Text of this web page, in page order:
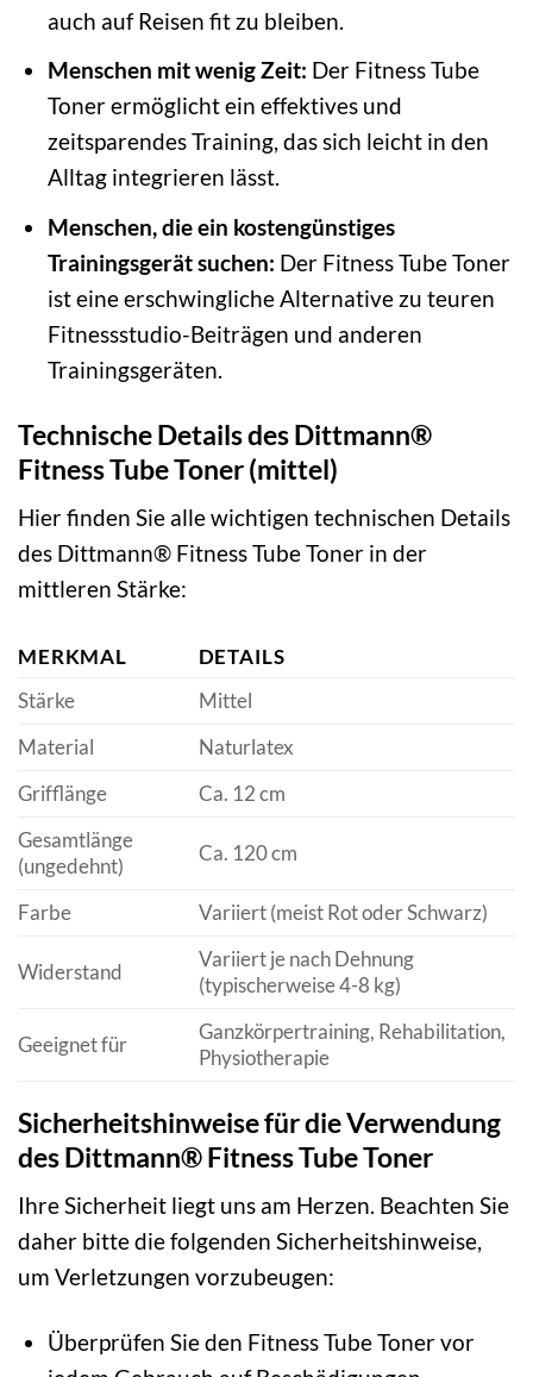
auch auf Reisen fit zu bleiben.
Menschen mit wenig Zeit: Der Fitness Tube
Toner ermöglicht ein effektives und
zeitsparendes Training, das sich leicht in den
Alltag integrieren lässt.
Menschen, die ein kostengünstiges
Trainingsgerät suchen: Der Fitness Tube Toner
ist eine erschwingliche Alternative zu teuren
Fitnessstudio-Beiträgen und anderen
Trainingsgeräten.
Technische Details des Dittmann®
Fitness Tube Toner (mittel)
Hier finden Sie alle wichtigen technischen Details
des Dittmann® Fitness Tube Toner in der
mittleren Stärke:
MERKMAL
DETAILS
Stärke
Mittel
Material
Naturlatex
Grifflänge
Ca. 12 cm
Gesamtlänge
(ungedehnt)
Ca. 120 cm
Farbe Variiert (meist Rot oder Schwarz)
Widerstand
Variiert je nach Dehnung
(typischerweise 4-8 kg)
Geeignet für
Ganzkörpertraining, Rehabilitation,
Physiotherapie
Sicherheitshinweise für die Verwendung
des Dittmann® Fitness Tube Toner
Ihre Sicherheit liegt uns am Herzen. Beachten Sie
daher bitte die folgenden Sicherheitshinweise,
um Verletzungen vorzubeugen:
Überprüfen Sie den Fitness Tube Toner vor